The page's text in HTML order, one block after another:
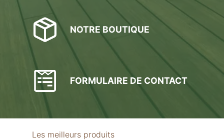
NOTRE BOUTIQUE
FORMULAIRE DE CONTACT
Les meilleurs produits